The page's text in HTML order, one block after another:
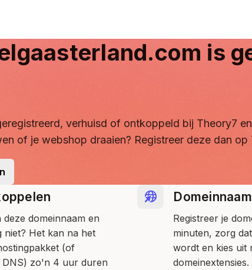
is
verhuisd of ontkoppeld bij Theory7
of je webshop draaien? Registreer deze dan op
domeinnaam en
niet? Het kan na het
(of
DNS) zo'n 4 uur duren
Registreer je
minuten, zorg
wordt en kies uit
domeinextensies.